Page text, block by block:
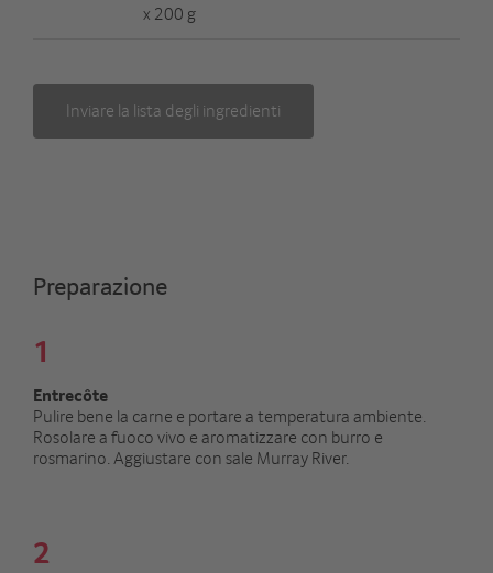
x 200 g
Inviare la lista degli ingredienti
Preparazione
1
Entrecôte
Pulire bene la carne e portare a temperatura ambiente.
Rosolare a fuoco vivo e aromatizzare con burro e
rosmarino. Aggiustare con sale Murray River.
2